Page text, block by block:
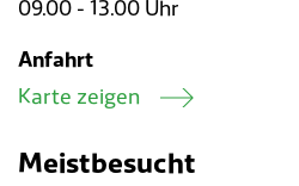
09.00 - 13.00 Uhr
Anfahrt
Karte zeigen
Meistbesucht